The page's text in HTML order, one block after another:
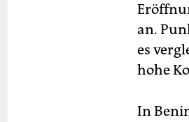
an.
es
hohe
In